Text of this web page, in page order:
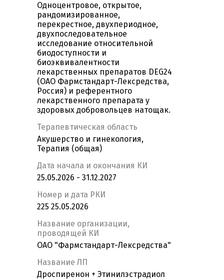
Одноцентровое, открытое,
рандомизированное,
перекрестное, двухпериодное,
двухпоследовательное
исследование относительной
биодоступности и
биоэквивалентности
лекарственных препаратов DEG24
(ОАО Фармстандарт-Лексредства,
Россия) и референтного
лекарственного препарата у
здоровых добровольцев натощак.
Терапевтическая область
Акушерство и гинекология,
Терапия (общая)
Дата начала и окончания КИ
25.05.2026 - 31.12.2027
Номер и дата РКИ
225 25.05.2026
Название организации,
проводящей КИ
ОАО "Фармстандарт-Лексредства"
Название ЛП
Дроспиренон + Этинилэстрадиол